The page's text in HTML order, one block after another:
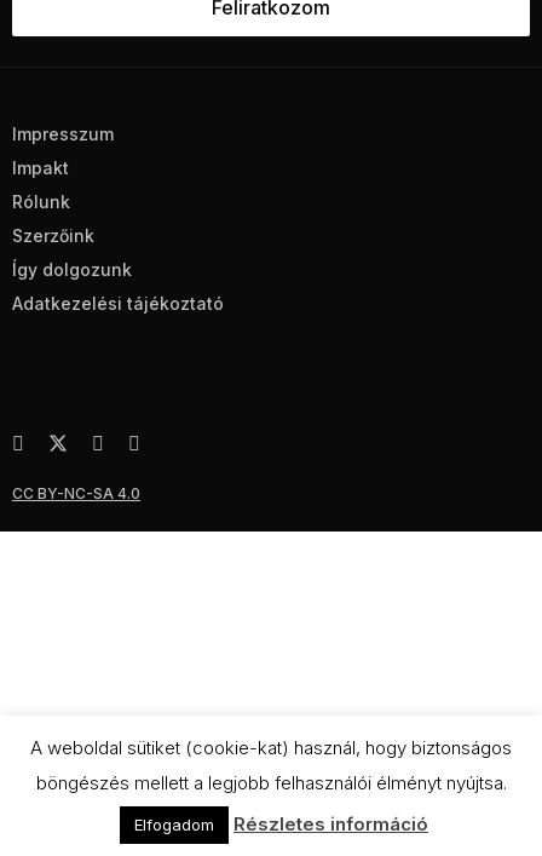
Impresszum
Impakt
Rólunk
Szerzőink
Így dolgozunk
Adatkezelési tájékoztató
CC BY-NC-SA 4.0
A weboldal sütiket (cookie-kat) használ, hogy biztonságos
böngészés mellett a legjobb felhasználói élményt nyújtsa.
Elfogadom Részletes információ